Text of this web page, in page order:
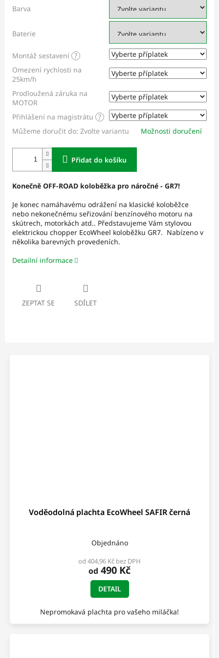
Barva
Baterie
Montáž sestavení ?
Omezení rychlosti na
25km/h
Prodloužená záruka na
MOTOR
Přihlášení na magistrátu ?
Můžeme doručit do: Zvolte variantu Možnosti doručení
Přidat do košíku
Konečně OFF-ROAD koloběžka pro náročné - GR7!
Je konec namáhavému odrážení na klasické koloběžce
nebo nekonečnému seřizování benzínového motoru na
skútrech, motorkách atd.. Představujeme Vám stylovou
elektrickou chopper EcoWheel koloběžku GR7. Nabízeno v
několika barevných provedeních.
Detailní informace
ZEPTAT SE SDÍLET
Voděodolná plachta EcoWheel SAFIR černá
Objednáno
od 404,96 Kč bez DPH
od 490 Kč
DETAIL
Nepromokavá plachta pro vašeho miláčka!